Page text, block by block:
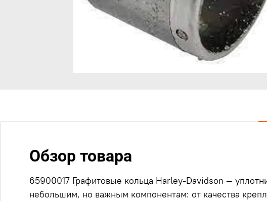
Обзор товара
65900017 Графитовые кольца Harley-Davidson —
небольшим, но важным компонентам: от качества